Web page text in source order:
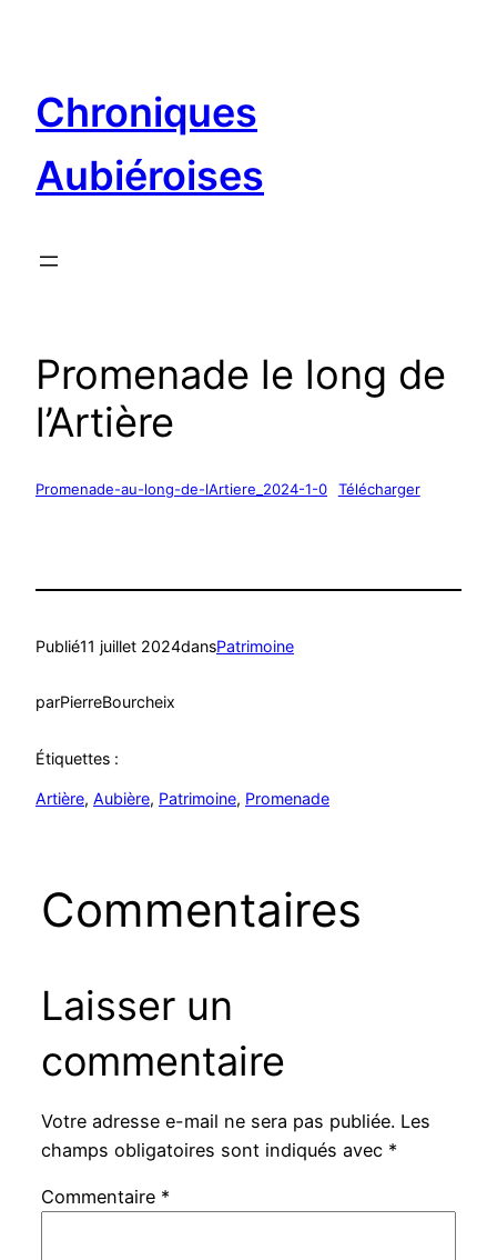
Chroniques
Aubiéroises
Promenade le long de
l’Artière
Promenade-au-long-de-lArtiere_2024-1-0 Télécharger
Publié11 juillet 2024dansPatrimoine
parPierreBourcheix
Étiquettes :
Artière, Aubière, Patrimoine, Promenade
Commentaires
Laisser un
commentaire
Votre adresse e-mail ne sera pas publiée. Les
champs obligatoires sont indiqués avec *
Commentaire *